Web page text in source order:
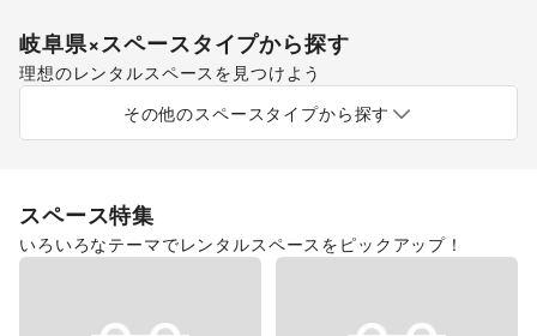
岐阜県×スペースタイプから探す
理想のレンタルスペースを見つけよう
その他のスペースタイプから探す
スペース特集
いろいろなテーマでレンタルスペースをピックアップ！